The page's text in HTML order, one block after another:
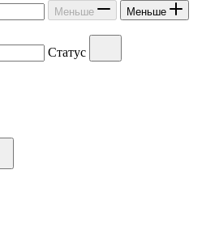
Меньше Меньше
Статус